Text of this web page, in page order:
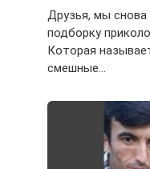
Друзья, мы снова
подборку
Которая
смешные…